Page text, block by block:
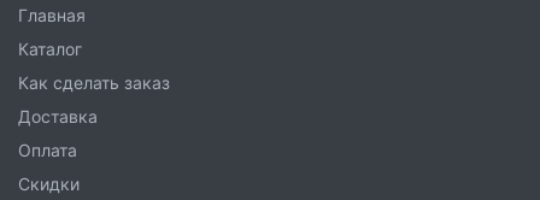
Главная
Каталог
Как сделать заказ
Доставка
Оплата
Скидки